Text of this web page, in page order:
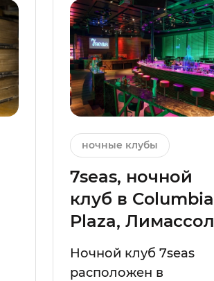
ночные клубы
7seas, ночной
клуб в Columbia
Plaza, Лимассол
Ночной клуб 7seas
расположен в